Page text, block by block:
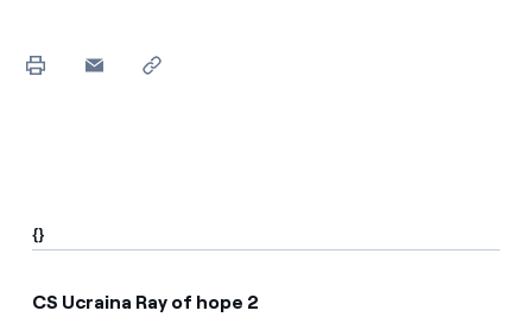
{}
CS Ucraina Ray of hope 2